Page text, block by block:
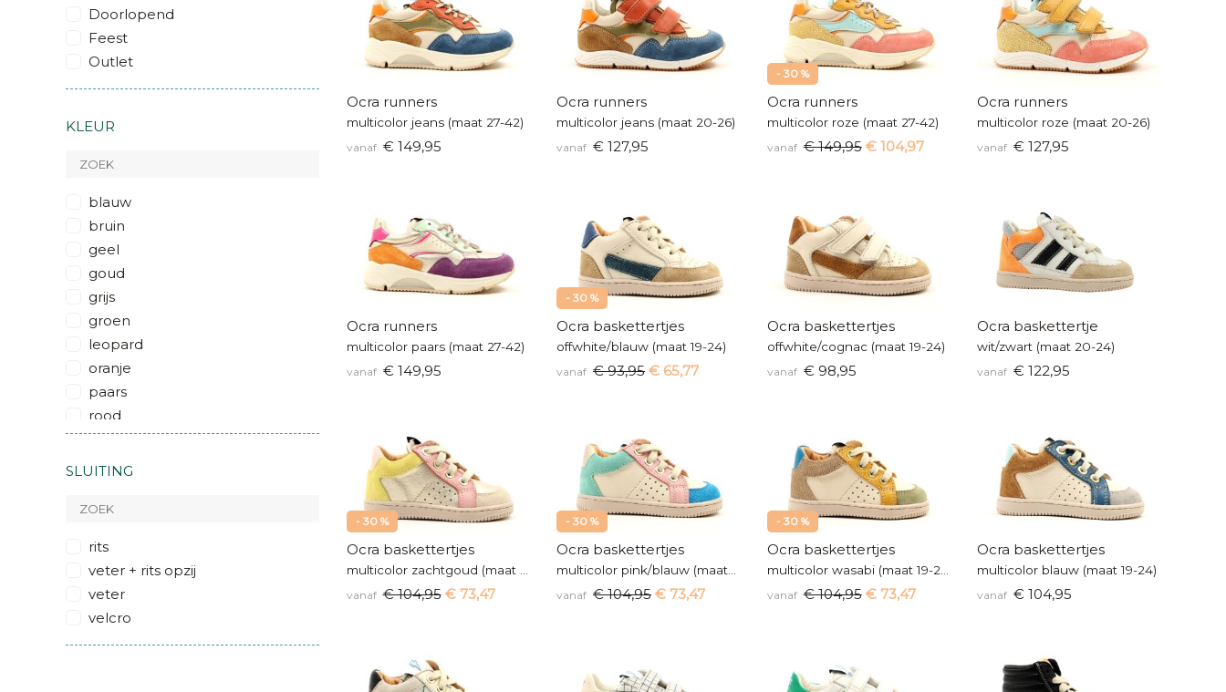
Doorlopend
Feest
Outlet
KLEUR
blauw
bruin
geel
goud
grijs
groen
leopard
oranje
paars
rood
roze
wit
zwart
multicolor
metallic
SLUITING
rits
veter + rits opzij
veter
velcro
Ocra runners
multicolor jeans (maat 27-42)
vanaf € 149,95
Ocra runners
multicolor jeans (maat 20-26)
vanaf € 127,95
- 30 %
Ocra runners
multicolor roze (maat 27-42)
vanaf € 149,95 € 104,97
Ocra runners
multicolor roze (maat 20-26)
vanaf € 127,95
Ocra runners
multicolor paars (maat 27-42)
vanaf € 149,95
- 30 %
Ocra baskettertjes
offwhite/blauw (maat 19-24)
vanaf € 93,95 € 65,77
Ocra baskettertjes
offwhite/cognac (maat 19-24)
vanaf € 98,95
Ocra baskettertje
wit/zwart (maat 20-24)
vanaf € 122,95
- 30 %
Ocra baskettertjes
multicolor zachtgoud (maat 19-24)
vanaf € 104,95 € 73,47
- 30 %
Ocra baskettertjes
multicolor pink/blauw (maat 19-24)
vanaf € 104,95 € 73,47
- 30 %
Ocra baskettertjes
multicolor wasabi (maat 19-24)
vanaf € 104,95 € 73,47
Ocra baskettertjes
multicolor blauw (maat 19-24)
vanaf € 104,95